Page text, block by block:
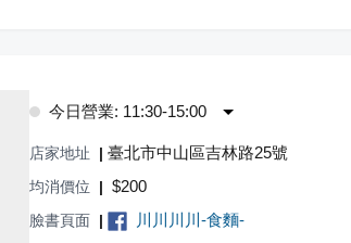
今日營業: 11:30-15:00
店家地址 | 臺北市中山區吉林路25號
均消價位 | $200
臉書頁面 | 川川川川-食麵-